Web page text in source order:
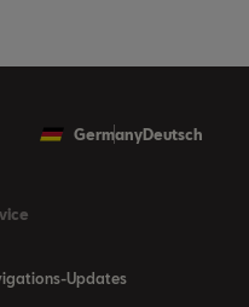
GermanyDeutsch
Updates